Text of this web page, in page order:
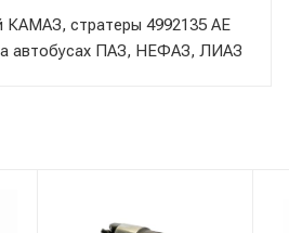
стратеры 4992135 АЕ
автобусах ПАЗ, НЕФАЗ, ЛИАЗ